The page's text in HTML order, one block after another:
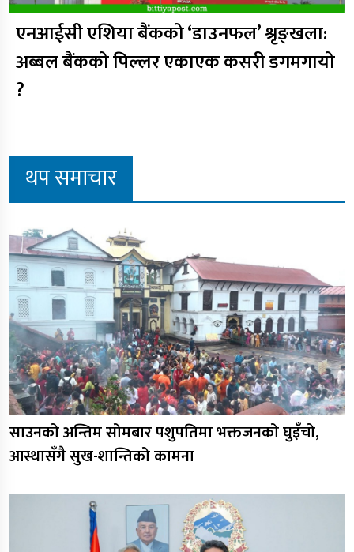
एनआईसी एशिया बैंकको ‘डाउनफल’ श्रृङ्खला:
अब्बल बैंकको पिल्लर एकाएक कसरी डगमगायो
?
थप समाचार
साउनको अन्तिम सोमबार पशुपतिमा भक्तजनको घुइँचो,
आस्थासँगै सुख-शान्तिको कामना